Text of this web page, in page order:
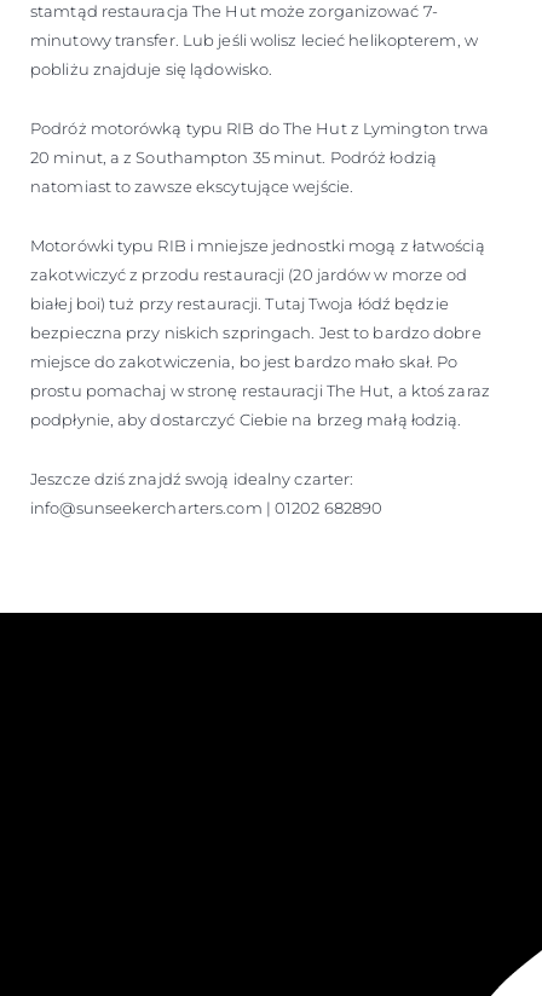
stamtąd restauracja The Hut może zorganizować 7-
minutowy transfer. Lub jeśli wolisz lecieć helikopterem, w
pobliżu znajduje się lądowisko.
Podróż motorówką typu RIB do The Hut z Lymington trwa
20 minut, a z Southampton 35 minut. Podróż łodzią
natomiast to zawsze ekscytujące wejście.
Motorówki typu RIB i mniejsze jednostki mogą z łatwością
zakotwiczyć z przodu restauracji (20 jardów w morze od
białej boi) tuż przy restauracji. Tutaj Twoja łódź będzie
bezpieczna przy niskich szpringach. Jest to bardzo dobre
miejsce do zakotwiczenia, bo jest bardzo mało skał. Po
prostu pomachaj w stronę restauracji The Hut, a ktoś zaraz
podpłynie, aby dostarczyć Ciebie na brzeg małą łodzią.
Jeszcze dziś znajdź swoją idealny czarter:
info@sunseekercharters.com | 01202 682890